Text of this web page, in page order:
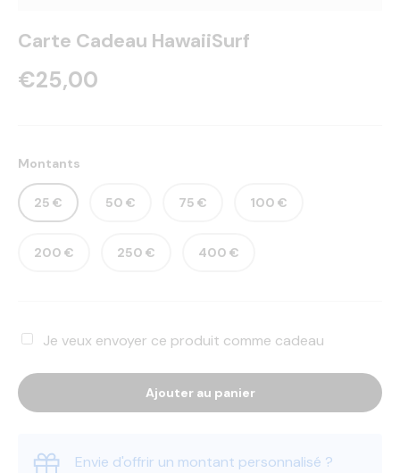
Carte Cadeau HawaiiSurf
€25,00
Montants
25 € 50 € 75 € 100 €
200 € 250 € 400 €
Je veux envoyer ce produit comme cadeau
Ajouter au panier
Envie d'offrir un montant personnalisé ?